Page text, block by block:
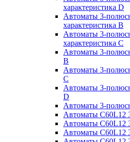
характеристика D
Автоматы 3-
характеристика В
Автоматы 3-
характеристика С
Автоматы 3-
B
Автоматы 3-
C
Автоматы 3-
D
Автоматы 3-
Автоматы C60L12
Автоматы C60L12
Автоматы C60L12